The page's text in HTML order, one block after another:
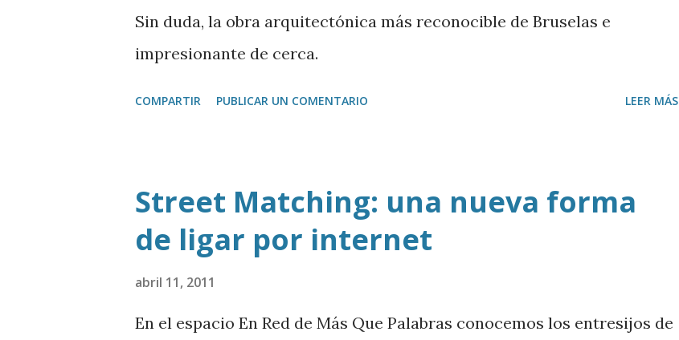
Sin duda, la obra arquitectónica más reconocible de Bruselas e
impresionante de cerca.
COMPARTIR PUBLICAR UN COMENTARIO LEER MÁS
Street Matching: una nueva forma
de ligar por internet
abril 11, 2011
En el espacio En Red de Más Que Palabras conocemos los entresijos de